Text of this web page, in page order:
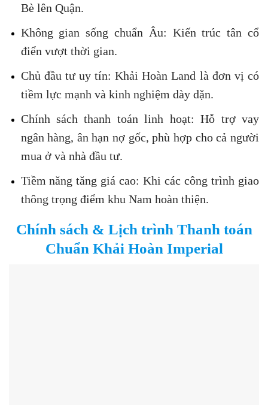
Bè lên Quận.
Không gian sống chuẩn Âu: Kiến trúc tân cổ
điển vượt thời gian.
Chủ đầu tư uy tín: Khải Hoàn Land là đơn vị có
tiềm lực mạnh và kinh nghiệm dày dặn.
Chính sách thanh toán linh hoạt: Hỗ trợ vay
ngân hàng, ân hạn nợ gốc, phù hợp cho cả người
mua ở và nhà đầu tư.
Tiềm năng tăng giá cao: Khi các công trình giao
thông trọng điểm khu Nam hoàn thiện.
Chính sách & Lịch trình Thanh toán
Chuẩn Khải Hoàn Imperial